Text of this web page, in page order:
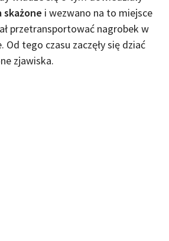
skażone i wezwano na to miejsce
przetransportować nagrobek w
Od tego czasu zaczęły się dziać
zjawiska.